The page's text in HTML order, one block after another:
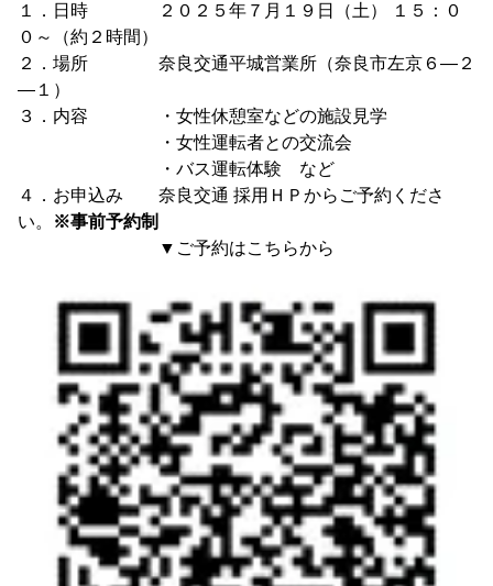
１．日時 ２０２５年７月１９日（土） １５：０
０～（約２時間）
２．場所 奈良交通平城営業所（奈良市左京６―２
―１）
３．内容 ・女性休憩室などの施設見学
・女性運転者との交流会
・バス運転体験 など
４．お申込み 奈良交通 採用ＨＰからご予約くださ
い。
※事前予約制
▼ご予約はこちらから